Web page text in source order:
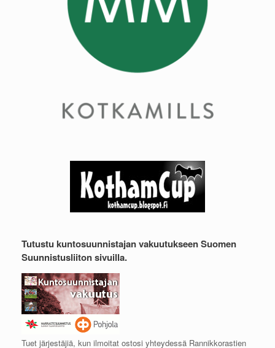
Tutustu kuntosuunnistajan vakuutukseen Suomen
Suunnistusliiton sivuilla.
Tuet järjestäjiä, kun ilmoitat ostosi yhteydessä Rannikkorastien